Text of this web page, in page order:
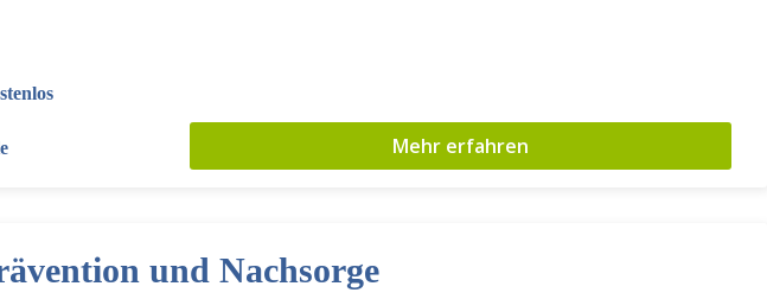
Mehr erfahren
und Nachsorge